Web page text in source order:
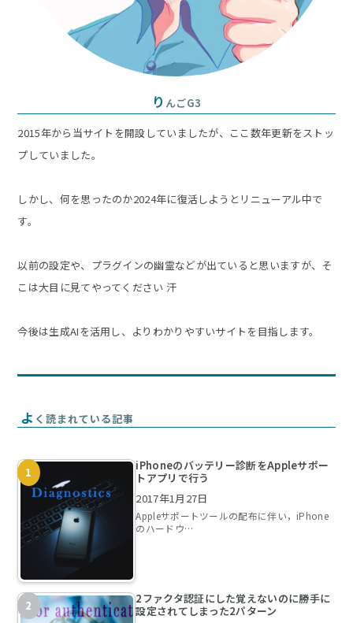
り んごG3
2015年から当サイトを開設していましたが、ここ数年更新をストッ
プしていました。
しかし、何を思ったのか2024年に復活しようとリニューアル中で
す。
以前の設定や、プラグインの幽霊などが出ていると思いますが、そ
こは大目に見てやってください 汗
今後は生成AIを活用し、よりわかりやすいサイトを目指します。
よ く読まれている記事
iPhoneのバッテリー診断をAppleサポー
トアプリで行う
2017年1月27日
Appleサポートツールの配布に伴い，iPhone
のハードウ…
2ファクタ認証にした覚えないのに勝手に
設定されてしまった2パターン